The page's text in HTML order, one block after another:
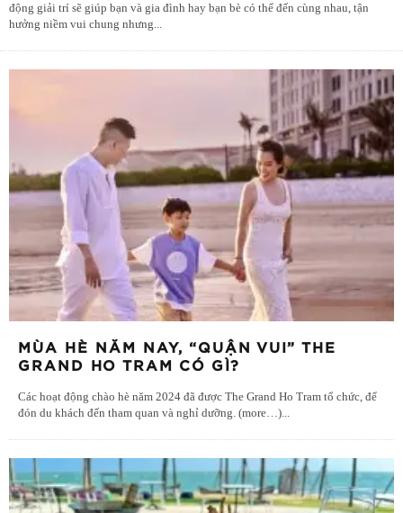
động giải trí sẽ giúp bạn và gia đình hay bạn bè có thể đến cùng nhau, tận
hưởng niềm vui chung nhưng...
MÙA HÈ NĂM NAY, “QUẬN VUI” THE
GRAND HO TRAM CÓ GÌ?
Các hoạt động chào hè năm 2024 đã được The Grand Ho Tram tổ chức, để
đón du khách đến tham quan và nghỉ dưỡng. (more…)...